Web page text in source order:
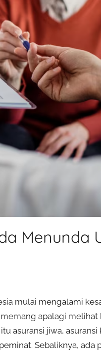
Menunda
mulai mengalami
apalagi melihat
asuransi jiwa, asuransi
Sebaliknya, ada